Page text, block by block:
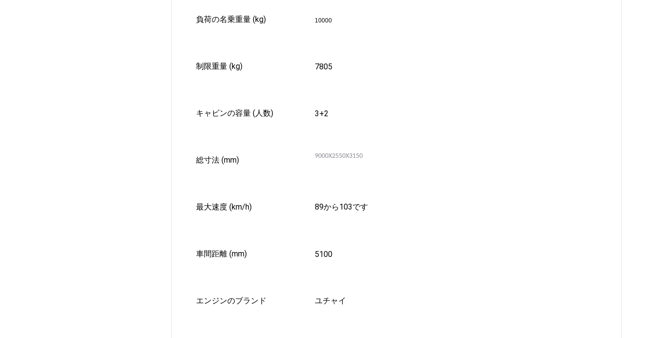
負荷の名乗重量 (kg) 10000
制限重量 (kg) 7805
キャビンの容量 (人数) 3+2
総寸法 (mm) 9000X2550X3150
最大速度 (km/h) 89から103です
車間距離 (mm) 5100
エンジンのブランド ユチャイ